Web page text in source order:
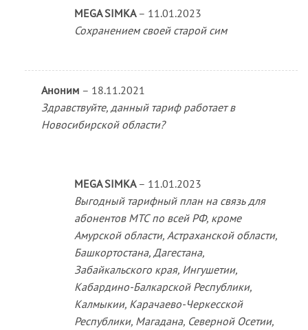
MEGA SIMKA – 11.01.2023
Сохранением своей старой сим
Аноним – 18.11.2021
Здравствуйте, данный тариф работает в
Новосибирской области?
MEGA SIMKA – 11.01.2023
Выгодный тарифный план на связь для
абонентов МТС по всей РФ, кроме
Амурской области, Астраханской области,
Башкортостана, Дагестана,
Забайкальского края, Ингушетии,
Кабардино-Балкарской Республики,
Калмыкии, Карачаево-Черкесской
Республики, Магадана, Северной Осетии,